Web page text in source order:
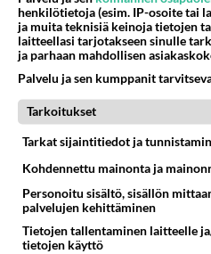
05.08.2026 13:25
Ikävä
Voiko meidän välit
Koskaan parantua tästä?
Onko kaivattusi
Kummallinen jossakin suhteessa?
05.08.2026 17:47
Ikävä
Mies, olenko ymmärtänyt
05.08.2026 11:40
Ikävä
henkilötietoja (esim. IP-osoite tai
ja muita teknisiä keinoja tietojen
laitteellasi tarjotakseen sinulle
ja parhaan mahdollisen
Palvelu ja sen kumppanit
Tarkoitukset
Tarkat sijaintitiedot ja
Kohdennettu mainonta ja
Personoitu sisältö, sisällön
palvelujen kehittäminen
Tietojen tallentaminen laitteelle
tietojen käyttö